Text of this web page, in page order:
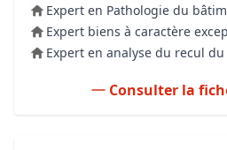
Expert en Pathologie du
Expert biens à caractère
Expert en analyse du recul
Consulter la